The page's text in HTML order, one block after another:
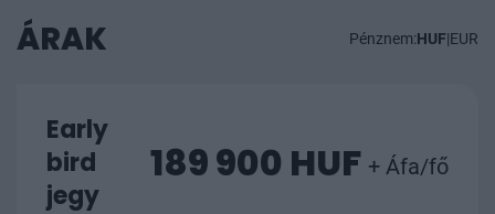
ÁRAK Pénznem:HUF|EUR
Early
bird
jegy
189 900 HUF + Áfa/fő